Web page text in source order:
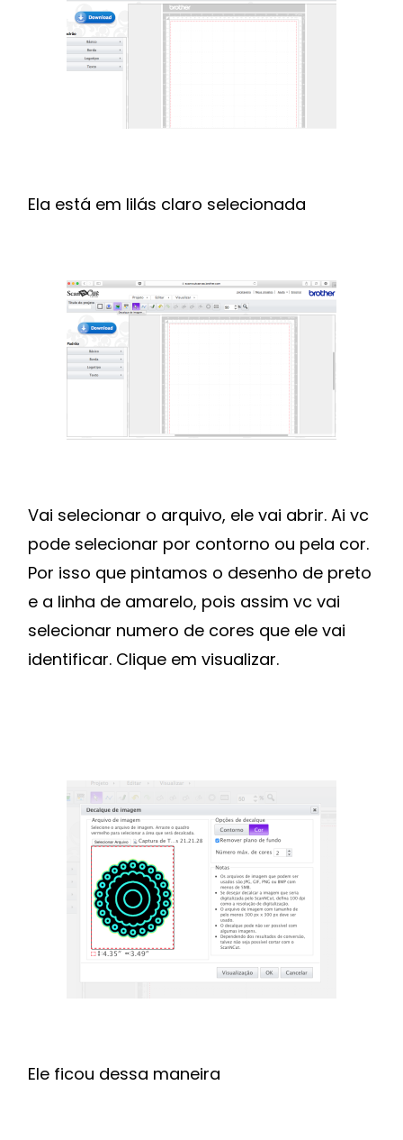
Ela está em lilás claro selecionada
Vai selecionar o arquivo, ele vai abrir. Ai vc
pode selecionar por contorno ou pela cor.
Por isso que pintamos o desenho de preto
e a linha de amarelo, pois assim vc vai
selecionar numero de cores que ele vai
identificar. Clique em visualizar.
Ele ficou dessa maneira